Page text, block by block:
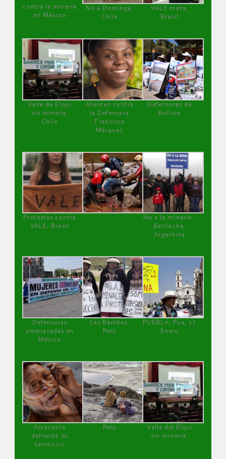
contra la minería
en México
No a Dominga,
Chile
VALE mata,
Brasil
Valle de Elqui
sin minería.
Chile
Atentan contra
la Defensora
Francisca
Márquez
Defensoras de
Bolivia
Protestas contra
VALE, Brasil
No a la minería ,
Bariloche,
Argentina
Defensoras
amenazadas en
México
Las Bambas,
Perú
PUEBLA, Pue, 27
Enero
Amazonía
defiende su
territorio
Perú
Valle del Elqui
sin minería.